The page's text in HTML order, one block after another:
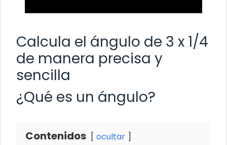
Calcula el ángulo de 3 x 1/4
de manera precisa y
sencilla
¿Qué es un ángulo?
Contenidos ocultar